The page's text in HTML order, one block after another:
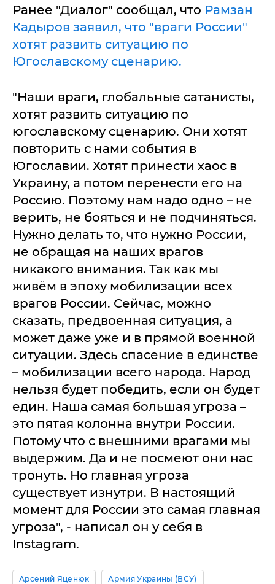
Ранее "Диалог" сообщал, что Рамзан
Кадыров заявил, что "враги России"
хотят развить ситуацию по
Югославскому сценарию.
"Наши враги, глобальные сатанисты,
хотят развить ситуацию по
югославскому сценарию. Они хотят
повторить с нами события в
Югославии. Хотят принести хаос в
Украину, а потом перенести его на
Россию. Поэтому нам надо одно – не
верить, не бояться и не подчиняться.
Нужно делать то, что нужно России,
не обращая на наших врагов
никакого внимания. Так как мы
живём в эпоху мобилизации всех
врагов России. Сейчас, можно
сказать, предвоенная ситуация, а
может даже уже и в прямой военной
ситуации. Здесь спасение в единстве
– мобилизации всего народа. Народ
нельзя будет победить, если он будет
един. Наша самая большая угроза –
это пятая колонна внутри России.
Потому что с внешними врагами мы
выдержим. Да и не посмеют они нас
тронуть. Но главная угроза
существует изнутри. В настоящий
момент для России это самая главная
угроза", - написал он у себя в
Instagram.
Арсений Яценюк Армия Украины (ВСУ)